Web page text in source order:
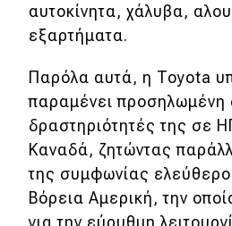
αυτοκίνητα, χάλυβα,
εξαρτήματα.
Παρόλα αυτά, η Toyota
παραμένει προσηλωμένη
δραστηριότητές της σε
Καναδά, ζητώντας
της συμφωνίας
Βόρεια Αμερική, την
για την εύρυθμη